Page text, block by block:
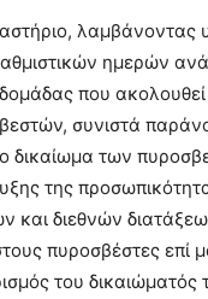
ημερών
που
συνιστά
δικαίωμα των
της
και διεθνών
πυροσβέστες επί
του